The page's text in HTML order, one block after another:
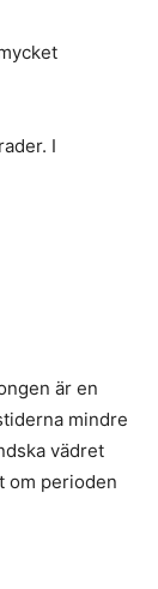
I
är en
mindre
vädret
om perioden